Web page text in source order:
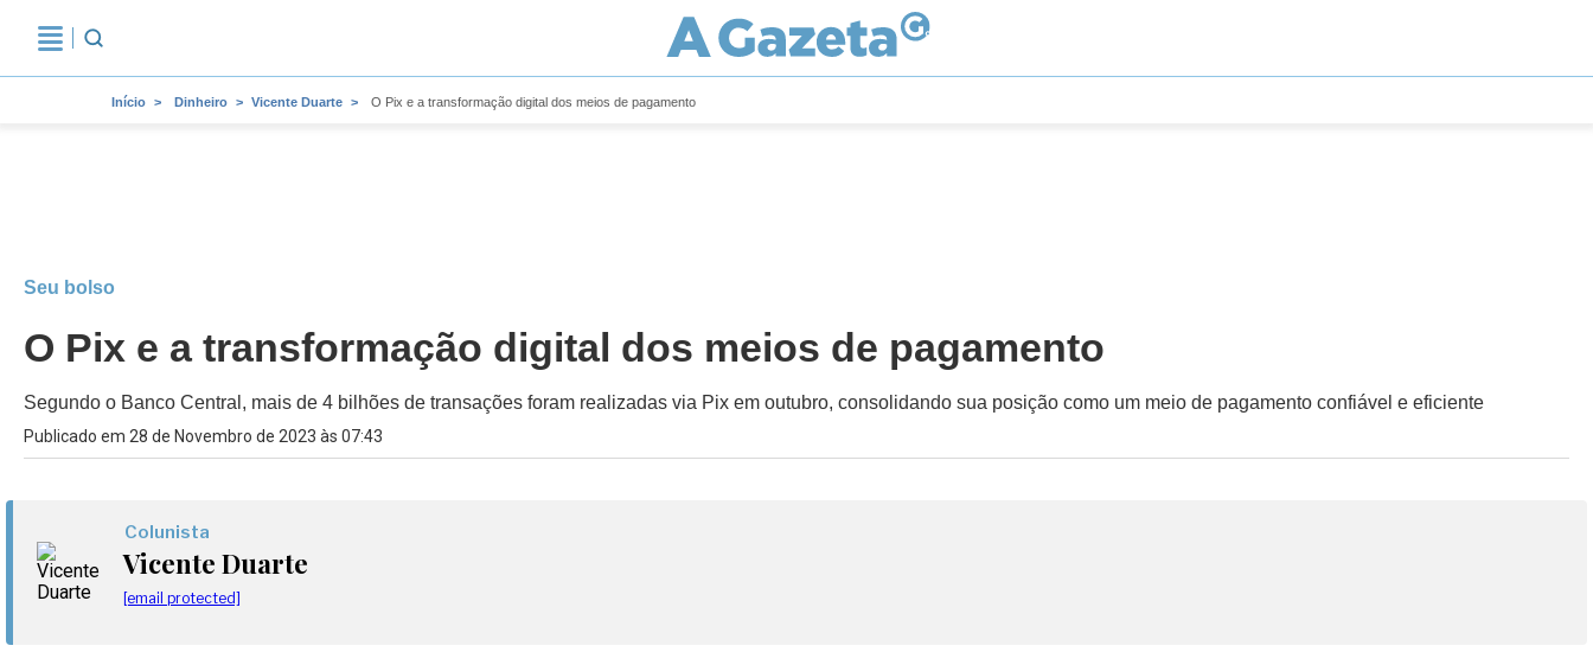
Início Dinheiro Vicente Duarte O Pix e a transformação digital dos meios de pagamento
Seu bolso
O Pix e a transformação digital dos meios de pagamento
Segundo o Banco Central, mais de 4 bilhões de transações foram realizadas via Pix em outubro, consolidando sua posição como um meio de pagamento confiável e eficiente
Publicado em 28 de Novembro de 2023 às 07:43
Colunista
Vicente Duarte
[email protected]